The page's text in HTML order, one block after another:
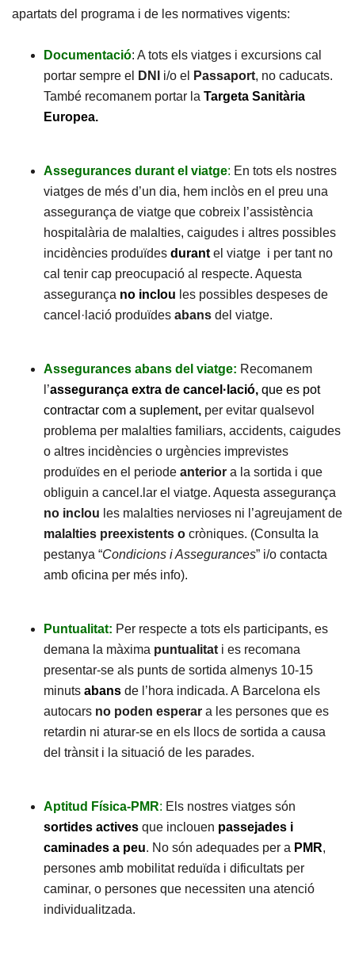
apartats del programa i de les normatives vigents:
Documentació: A tots els viatges i excursions cal
portar sempre el
DNI i/o el Passaport, no caducats.
També recomanem portar la Targeta Sanitària
Europea.
Assegurances durant el viatge: En tots els nostres
viatges de més d’un dia, hem inclòs en el preu una
assegurança de viatge que cobreix l’assistència
hospitalària de malalties, caigudes i altres possibles
incidències produïdes durant el viatge i per tant no
cal tenir cap preocupació al respecte. Aquesta
assegurança no inclou les possibles despeses de
cancel·lació produïdes abans del viatge.
Assegurances abans del viatge: Recomanem
l’assegurança extra de cancel·lació, que es pot
contractar com a suplement, per evitar qualsevol
problema per malalties familiars, accidents, caigudes
o altres incidències o urgències imprevistes
produïdes en el periode anterior a la sortida i que
obliguin a cancel.lar el viatge. Aquesta assegurança
no inclou les malalties nervioses ni l’agreujament de
malalties preexistents o cròniques. (Consulta la
pestanya “Condicions i Assegurances” i/o contacta
amb oficina per més info).
Puntualitat: Per respecte a tots els participants, es
demana la màxima puntualitat i es recomana
presentar-se als punts de sortida almenys 10-15
minuts abans de l’hora indicada. A Barcelona els
autocars no poden esperar a les persones que es
retardin ni aturar-se en els llocs de sortida a causa
del trànsit i la situació de les parades.
Aptitud Física-PMR: Els nostres viatges són
sortides actives que inclouen passejades i
caminades a peu. No són adequades per a PMR,
persones amb mobilitat reduïda i dificultats per
caminar, o persones que necessiten una atenció
individualitzada.